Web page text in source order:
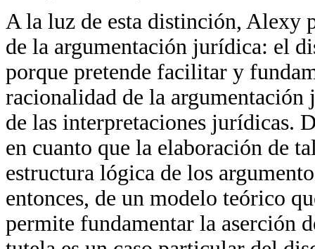
A la luz de esta distinción, Alexy
de la argumentación jurídica: el
porque pretende facilitar y
racionalidad de la
de las interpretaciones jurídicas.
en cuanto que la elaboración de
estructura lógica de los
entonces, de un modelo teórico
permite fundamentar la aserción